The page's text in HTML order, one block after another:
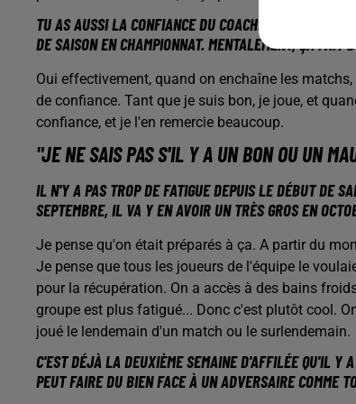
TU AS AUSSI LA CONFIANCE DU COACH. TU FAIS
DE SAISON EN CHAMPIONNAT. MENTALEMENT, ÇA FAIT
Oui effectivement, quand on enchaîne les
de confiance. Tant que je suis bon, je joue, et
confiance, et je l'en remercie beaucoup.
"JE NE SAIS PAS S'IL Y A UN BON OU UN
IL N'Y A PAS TROP DE FATIGUE DEPUIS LE DÉBUT DE
SEPTEMBRE, IL VA Y EN AVOIR UN TRÈS GROS EN
Je pense qu'on était préparés à ça. A partir du
Je pense que tous les joueurs de l'équipe le
pour la récupération. On a accès à des bains
groupe est plus fatigué... Donc c'est plutôt cool.
joué le lendemain d'un match ou le surlendemain.
C'EST DÉJÀ LA DEUXIÈME SEMAINE D'AFFILÉE QU'IL Y
PEUT FAIRE DU BIEN FACE À UN ADVERSAIRE COMME